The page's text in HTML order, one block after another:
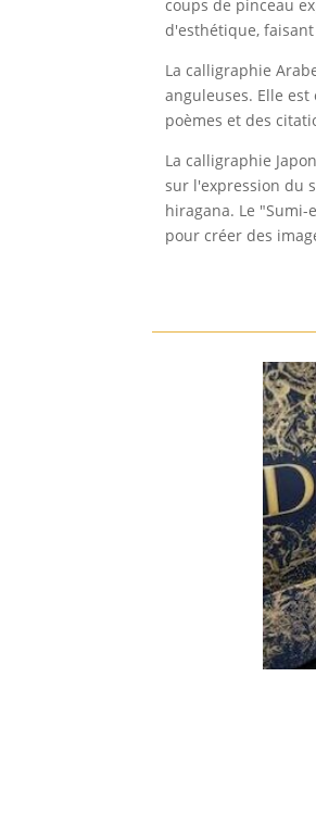
coups de pinceau
d'esthétique,
La calligraphie
anguleuses. Elle
poèmes et des
La calligraphie
sur l'expression du
hiragana. Le
pour créer des